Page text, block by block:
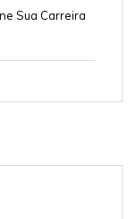
Sua Carreira